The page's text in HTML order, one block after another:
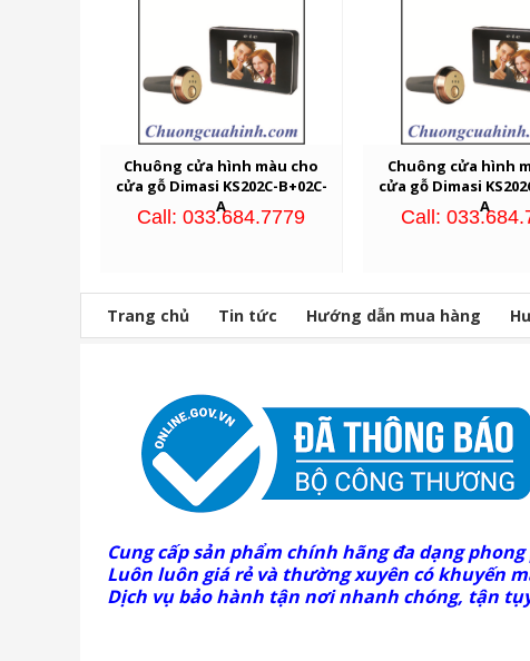
Chuông cửa hình màu cho
cửa gỗ Dimasi KS202C-B+02C-
A
Call: 033.684.7779
Chuông cửa hình
cửa gỗ Dimasi
A
Call:
Trang chủ Tin tức Hướng dẫn mua hàng
Cung cấp sản phẩm chính hãng đa dạng phong
Luôn luôn giá rẻ và thường xuyên có khuyến
Dịch vụ bảo hành tận nơi nhanh chóng, tận